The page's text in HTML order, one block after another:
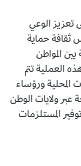
تعزيز الوعي
ثقافة حماية
بين المواطن
العملية تتم
المحلية ورؤساء
عبر ولايات الوطن
المستلزمات